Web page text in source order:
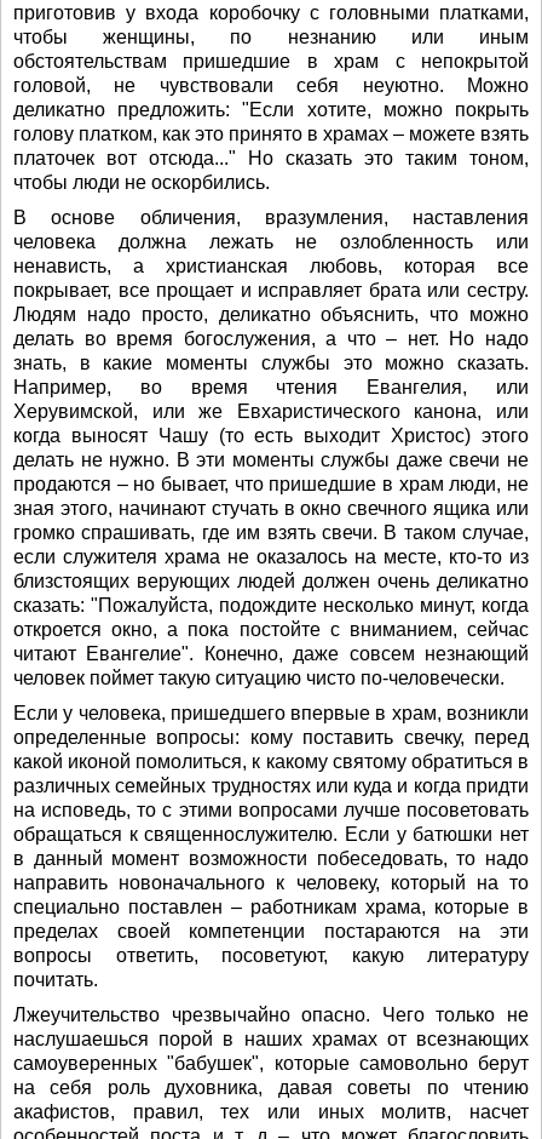
приготовив у входа коробочку с головными платками,
чтобы женщины, по незнанию или иным
обстоятельствам пришедшие в храм с непокрытой
головой, не чувствовали себя неуютно. Можно
деликатно предложить: "Если хотите, можно покрыть
голову платком, как это принято в храмах – можете взять
платочек вот отсюда..." Но сказать это таким тоном,
чтобы люди не оскорбились.
В основе обличения, вразумления, наставления
человека должна лежать не озлобленность или
ненависть, а христианская любовь, которая все
покрывает, все прощает и исправляет брата или сестру.
Людям надо просто, деликатно объяснить, что можно
делать во время богослужения, а что – нет. Но надо
знать, в какие моменты службы это можно сказать.
Например, во время чтения Евангелия, или
Херувимской, или же Евхаристического канона, или
когда выносят Чашу (то есть выходит Христос) этого
делать не нужно. В эти моменты службы даже свечи не
продаются – но бывает, что пришедшие в храм люди, не
зная этого, начинают стучать в окно свечного ящика или
громко спрашивать, где им взять свечи. В таком случае,
если служителя храма не оказалось на месте, кто-то из
близстоящих верующих людей должен очень деликатно
сказать: "Пожалуйста, подождите несколько минут, когда
откроется окно, а пока постойте с вниманием, сейчас
читают Евангелие". Конечно, даже совсем незнающий
человек поймет такую ситуацию чисто по-человечески.
Если у человека, пришедшего впервые в храм, возникли
определенные вопросы: кому поставить свечку, перед
какой иконой помолиться, к какому святому обратиться в
различных семейных трудностях или куда и когда придти
на исповедь, то с этими вопросами лучше посоветовать
обращаться к священнослужителю. Если у батюшки нет
в данный момент возможности побеседовать, то надо
направить новоначального к человеку, который на то
специально поставлен – работникам храма, которые в
пределах своей компетенции постараются на эти
вопросы ответить, посоветуют, какую литературу
почитать.
Лжеучительство чрезвычайно опасно. Чего только не
наслушаешься порой в наших храмах от всезнающих
самоуверенных "бабушек", которые самовольно берут
на себя роль духовника, давая советы по чтению
акафистов, правил, тех или иных молитв, насчет